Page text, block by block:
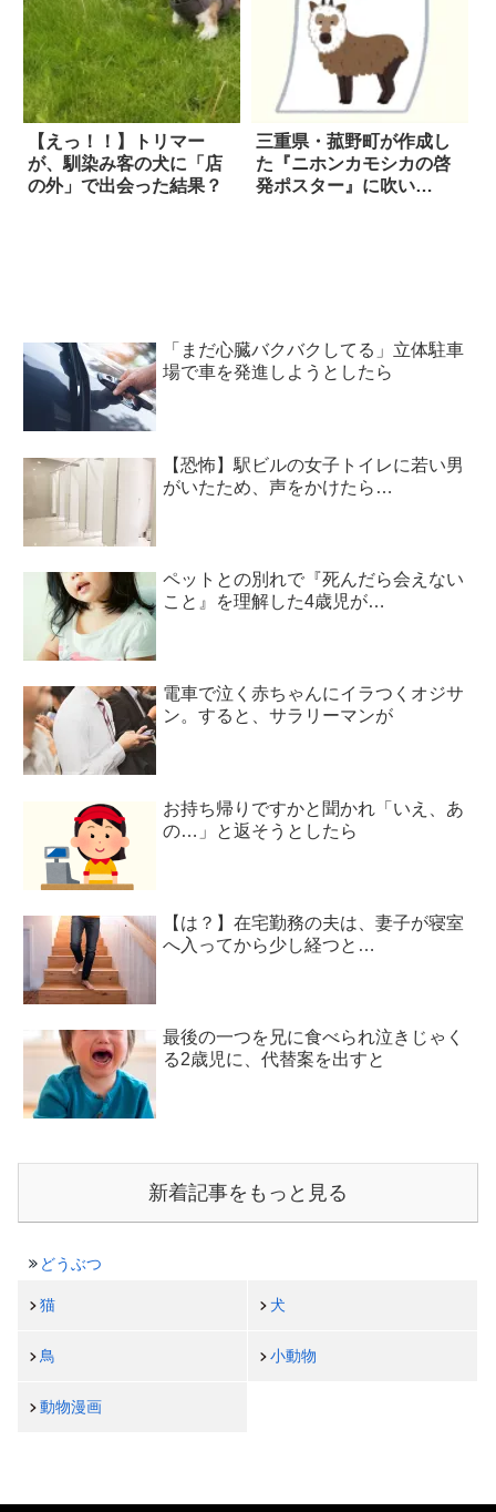
応』とは…？！
【えっ！！】トリマー
が、馴染み客の犬に「店
の外」で出会った結果？
三重県・菰野町が作成し
た『ニホンカモシカの啓
発ポスター』に吹い
「まだ心臓バクバクしてる」立体駐車
場で車を発進しようとしたら
【恐怖】駅ビルの女子トイレに若い男
がいたため、声をかけたら…
ペットとの別れで『死んだら会えない
こと』を理解した4歳児が…
電車で泣く赤ちゃんにイラつくオジサ
ン。すると、サラリーマンが
お持ち帰りですかと聞かれ「いえ、あ
の…」と返そうとしたら
【は？】在宅勤務の夫は、妻子が寝室
へ入ってから少し経つと…
最後の一つを兄に食べられ泣きじゃく
る2歳児に、代替案を出すと
新着記事をもっと見る
どうぶつ
猫 犬
鳥 小動物
動物漫画